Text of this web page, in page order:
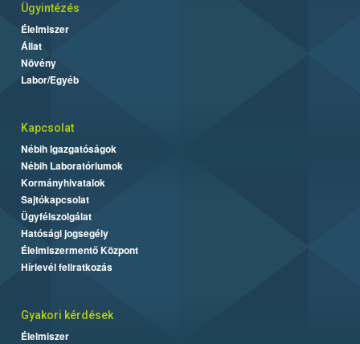
Ügyintézés
Élelmiszer
Állat
Növény
Labor/Egyéb
Kapcsolat
Nébih Igazgatóságok
Nébih Laboratóriumok
Kormányhivatalok
Sajtókapcsolat
Ügyfélszolgálat
Hatósági jogsegély
Élelmiszermentő Központ
Hírlevél feliratkozás
Gyakori kérdések
Élelmiszer